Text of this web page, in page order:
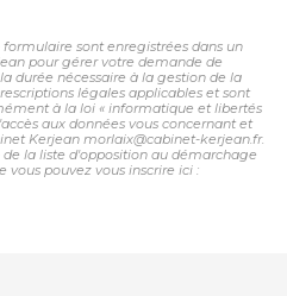
sont enregistrées dans un
pour gérer votre demande de
durée nécessaire à la gestion de la
légales applicables et sont
à la loi « informatique et libertés
aux données vous concernant et
Kerjean morlaix@cabinet-kerjean.fr.
la liste d'opposition au démarchage
vous pouvez vous inscrire ici :